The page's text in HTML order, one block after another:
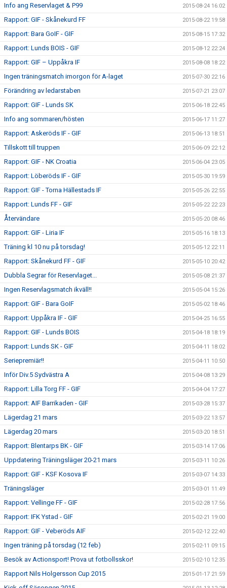
Info ang Reservlaget & P99 2015-08-24 16:02
Rapport: GIF - Skånekurd FF 2015-08-22 19:58
Rapport: Bara GoIF - GIF 2015-08-15 17:32
Rapport: Lunds BOIS - GIF 2015-08-12 22:24
Rapport: GIF – Uppåkra IF 2015-08-08 18:22
Ingen träningsmatch imorgon för A-laget 2015-07-30 22:16
Förändring av ledarstaben 2015-07-21 23:07
Rapport: GIF - Lunds SK 2015-06-18 22:45
Info ang sommaren/hösten 2015-06-17 11:27
Rapport: Askeröds IF - GIF 2015-06-13 18:51
Tillskott till truppen 2015-06-09 22:12
Rapport: GIF - NK Croatia 2015-06-04 23:05
Rapport: Löberöds IF - GIF 2015-05-30 19:59
Rapport: GIF - Torna Hällestads IF 2015-05-26 22:55
Rapport: Lunds FF - GIF 2015-05-22 22:23
Återvändare 2015-05-20 08:46
Rapport: GIF - Liria IF 2015-05-16 18:13
Träning kl 10 nu på torsdag! 2015-05-12 22:11
Rapport: Skånekurd FF - GIF 2015-05-10 20:42
Dubbla Segrar för Reservlaget... 2015-05-08 21:37
Ingen Reservlagsmatch ikväll!! 2015-05-04 15:26
Rapport: GIF - Bara GoIF 2015-05-02 18:46
Rapport: Uppåkra IF - GIF 2015-04-25 16:55
Rapport: GIF - Lunds BOIS 2015-04-18 18:19
Rapport: Lunds SK - GIF 2015-04-11 18:02
Seriepremiär!! 2015-04-11 10:50
Inför Div.5 Sydvästra A 2015-04-08 13:29
Rapport: Lilla Torg FF - GIF 2015-04-04 17:27
Rapport: AIF Barrikaden - GIF 2015-03-28 15:37
Lägerdag 21 mars 2015-03-22 13:57
Lägerdag 20 mars 2015-03-20 18:51
Rapport: Blentarps BK - GIF 2015-03-14 17:06
Uppdatering Träningsläger 20-21 mars 2015-03-11 10:26
Rapport: GIF - KSF Kosova IF 2015-03-07 14:33
Träningsläger 2015-03-01 11:49
Rapport: Vellinge FF - GIF 2015-02-28 17:56
Rapport: IFK Ystad - GIF 2015-02-21 19:00
Rapport: GIF - Veberöds AIF 2015-02-12 22:40
Ingen träning på torsdag (12 feb) 2015-02-11 09:15
Besök av Actionsport! Prova ut fotbollsskor! 2015-02-10 12:35
Rapport Nils Holgersson Cup 2015 2015-01-17 21:59